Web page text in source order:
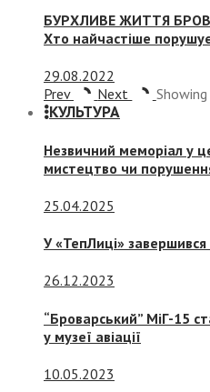
БУРХЛИВЕ ЖИТТЯ
Хто найчастіше
29.08.2022
Prev
Next Showing
КУЛЬТУРА
Незвичний меморіал у
мистецтво чи
25.04.2025
У «ТепЛиці»
26.12.2023
“Броварський” МіГ-15
у музеї авіації
10.05.2023